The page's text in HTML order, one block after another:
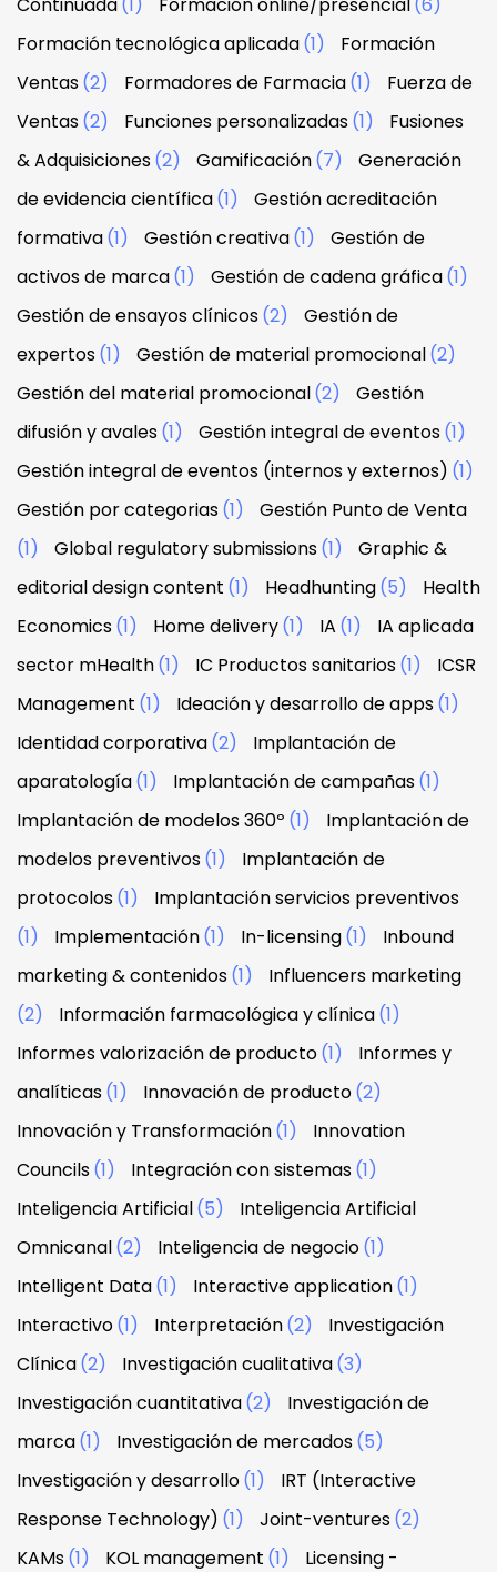
Formación tecnológica aplicada(1)
Formación
Ventas(2) Formadores de Farmacia(1)
Fuerza de
Ventas(2) Funciones personalizadas(1)
Fusiones
& Adquisiciones(2) Gamificación(7)
Generación
de evidencia científica(1)
Gestión acreditación
formativa(1) Gestión creativa(1)
Gestión de
activos de marca(1) Gestión de cadena gráfica(1)
Gestión de ensayos clínicos(2)
Gestión de
expertos(1) Gestión de material promocional(2)
Gestión del material promocional(2)
Gestión
difusión y avales(1) Gestión integral de eventos(1)
Gestión integral de eventos (internos y externos) (1)
Gestión por categorias(1)
Gestión Punto de Venta
(1)
Global regulatory submissions(1)
Graphic &
editorial design content (1) Headhunting(5)
Health
Economics(1) Home delivery(1) IA (1)
IA aplicada
sector mHealth(1) IC Productos sanitarios(1)
ICSR
Management (1) Ideación y desarrollo de apps(1)
Identidad corporativa(2)
Implantación de
aparatología(1) Implantación de campañas(1)
Implantación de modelos 360º (1)
Implantación de
modelos preventivos(1)
Implantación de
protocolos(1)
Implantación servicios preventivos
(1)
Implementación(1) In-licensing(1)
Inbound
marketing & contenidos(1)
Influencers marketing
(2)
Información farmacológica y clínica(1)
Informes valorización de producto(1)
Informes y
analíticas(1) Innovación de producto(2)
Innovación y Transformación(1)
Innovation
Councils(1) Integración con sistemas(1)
Inteligencia Artificial(5)
Inteligencia Artificial
Omnicanal(2) Inteligencia de negocio(1)
Intelligent Data(1) Interactive application(1)
Interactivo(1) Interpretación(2)
Investigación
Clínica(2) Investigación cualitativa(3)
Investigación cuantitativa(2)
Investigación de
marca(1) Investigación de mercados(5)
Investigación y desarrollo(1)
IRT (Interactive
Response Technology) (1) Joint-ventures(2)
KAMs(1) KOL management (1)
Licensing -